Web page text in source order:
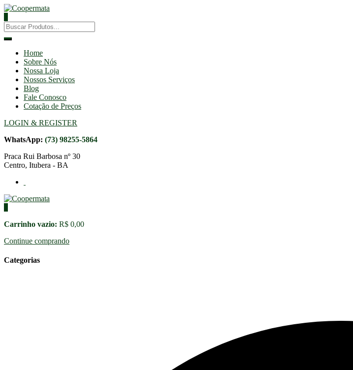
Home
Sobre Nós
Nossa Loja
Nossos Serviços
Blog
Fale Conosco
Cotação de Preços
LOGIN & REGISTER
WhatsApp: (73) 98255-5864
Praca Rui Barbosa nº 30
Centro, Itubera - BA
Carrinho vazio: R$ 0,00
Continue comprando
Categorias